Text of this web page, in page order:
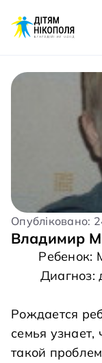
Опубліковано:
Владимир
Ребенок:
Диагноз:
Рождается
семья
такой